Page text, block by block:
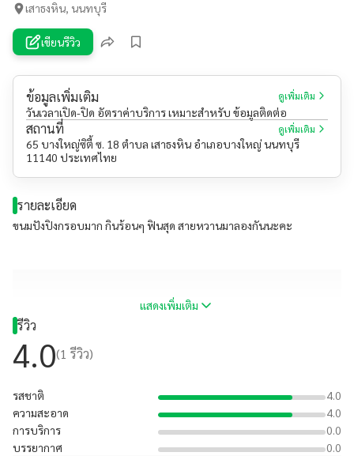
เสาธงหิน, นนทบุรี
เขียนรีวิว
ข้อมูลเพิ่มเติม ดูเพิ่มเติม
วันเวลาเปิด-ปิด อัตราค่าบริการ เหมาะสำหรับ ข้อมูลติดต่อ
สถานที่ ดูเพิ่มเติม
65 บางใหญ่ซิตี้ ซ. 18 ตำบล เสาธงหิน อำเภอบางใหญ่ นนทบุรี
11140 ประเทศไทย
รายละเอียด
ขนมปังปิงกรอบมาก กินร้อนๆ ฟินสุด สายหวานมาลองกันนะคะ
แสดงเพิ่มเติม
รีวิว
4.0(1 รีวิว)
รสชาติ
4.0
ความสะอาด
4.0
การบริการ
0.0
บรรยากาศ
0.0